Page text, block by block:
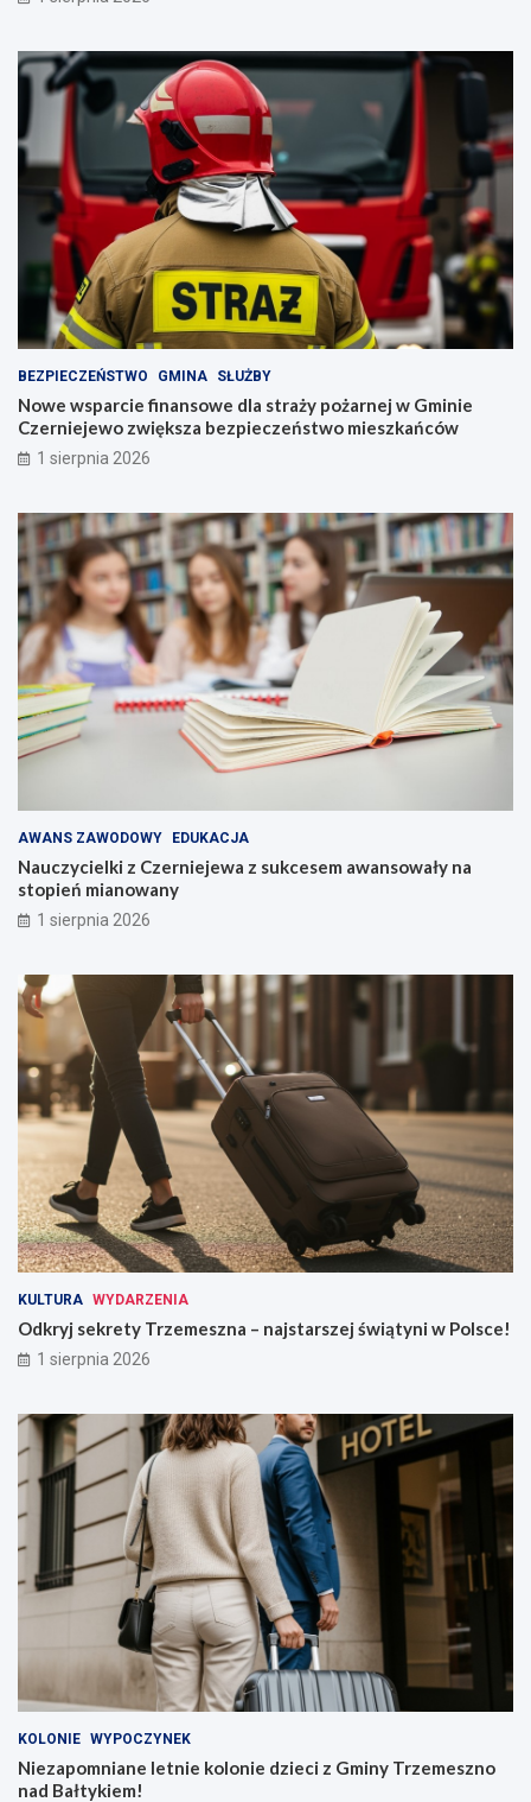
BEZPIECZEŃSTWO GMINA SŁUŻBY
Nowe wsparcie finansowe dla straży pożarnej w Gminie
Czerniejewo zwiększa bezpieczeństwo mieszkańców
1 sierpnia 2026
AWANS ZAWODOWY EDUKACJA
Nauczycielki z Czerniejewa z sukcesem awansowały na
stopień mianowany
1 sierpnia 2026
KULTURA WYDARZENIA
Odkryj sekrety Trzemeszna – najstarszej świątyni w Polsce!
1 sierpnia 2026
KOLONIE WYPOCZYNEK
Niezapomniane letnie kolonie dzieci z Gminy Trzemeszno
nad Bałtykiem!